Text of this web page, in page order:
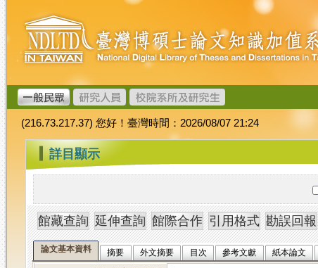
跳
到
主
要
內
容
臺
灣
博
碩
士
論
文
加
值
系
統
(216.73.217.37) 您好！臺灣時間：2026/08/07 21:24
::: 詳目顯示
論文基本資料 摘要 外文摘要 目次 參考文獻 紙本論文